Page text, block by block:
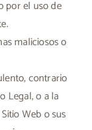
por el uso de
maliciosos o
contrario
Legal, o a la
Web o sus